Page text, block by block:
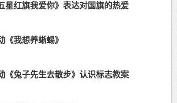
星红旗我爱你》表达对国旗的热爱
《我想养蜥蜴》
《兔子先生去散步》认识标志教案